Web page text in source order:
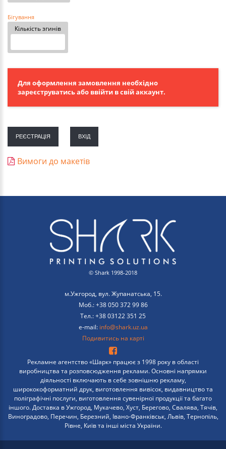
Бігування
Кількість згинів
Для оформлення замовлення необхідно
зареєструватись або ввійти в свій аккаунт.
РЕЄСТРАЦІЯ ВХІД
Вимоги до макетів
© Shark 1998-2018
м.Ужгород, вул. Жупанатська, 15.
Моб.: +38 050 372 99 86
Тел.: +38 03122 351 25
e-mail: info@shark.uz.ua
Подивитись на карті
Рекламне агентство «Шарк» працює з 1998 року в області
виробництва та розповсюдження реклами. Основні напрямки
діяльності включають в себе зовнішню рекламу,
ширококоформатний друк, виготовлення вивісок, видавництво та
поліграфічні послуги, виготовлення сувенірної продукції та багато
іншого. Доставка в Ужгород, Мукачево, Хуст, Берегово, Свалява, Тячів,
Виноградово, Перечин, Березний, Івано-Франківськ, Львів, Тернопіль,
Рівне, Київ та інші міста України.